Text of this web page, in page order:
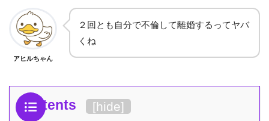
アヒルちゃん
２回とも自分で不倫して離婚するってヤバ
くね
Contents [hide]